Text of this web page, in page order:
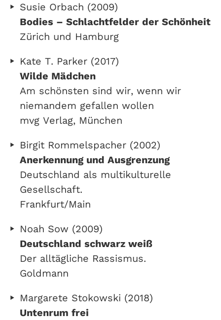
Susie Orbach (2009)
Bodies – Schlachtfelder der Schönheit
Zürich und Hamburg
Kate T. Parker (2017)
Wilde Mädchen
Am schönsten sind wir, wenn wir
niemandem gefallen wollen
mvg Verlag, München
Birgit Rommelspacher (2002)
Anerkennung und Ausgrenzung
Deutschland als multikulturelle
Gesellschaft.
Frankfurt/Main
Noah Sow (2009)
Deutschland schwarz weiß
Der alltägliche Rassismus.
Goldmann
Margarete Stokowski (2018)
Untenrum frei